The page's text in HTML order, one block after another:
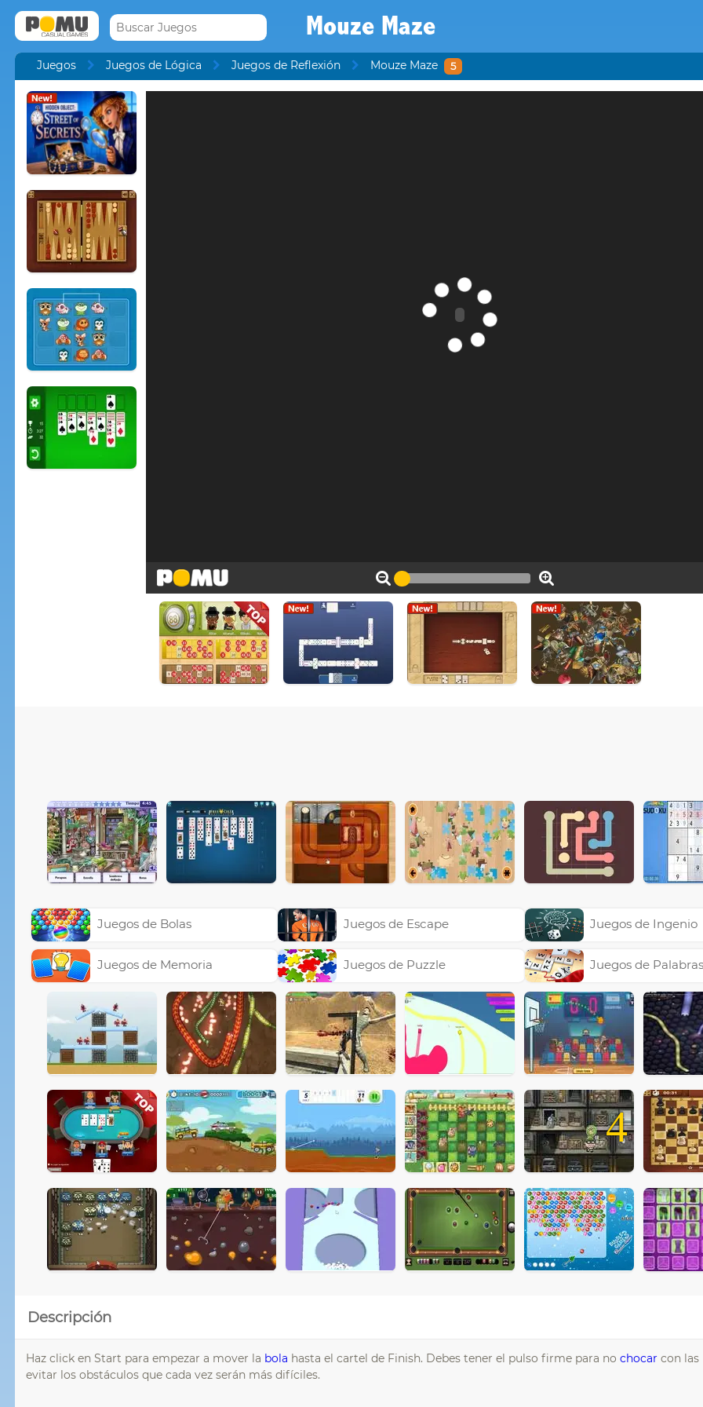
Mouze Maze
Juegos Juegos de Lógica Juegos de Reflexión Mouze Maze 5
Juegos de Bolas
Juegos de Memoria
Juegos de Escape
Juegos de Puzzle
Juegos de Ingenio
Juegos de
4
Descripción
Haz click en Start para empezar a mover la bola hasta el cartel de Finish. Debes tener el pulso firme para no chocar con las
evitar los obstáculos que cada vez serán más difíciles.